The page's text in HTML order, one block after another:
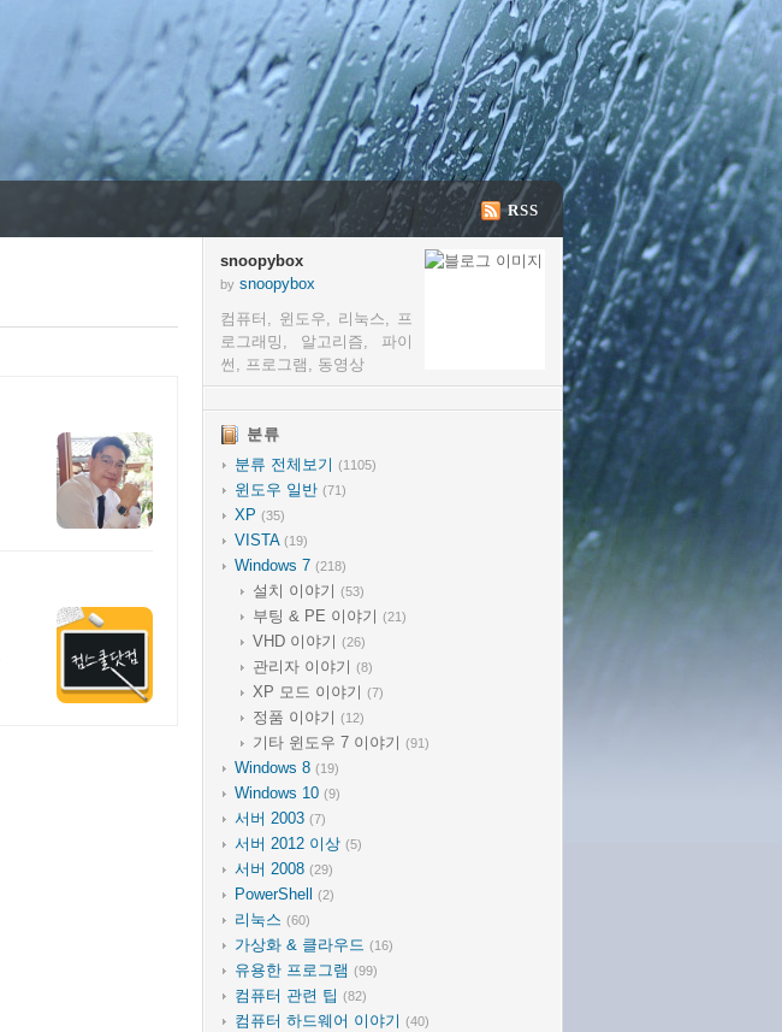
RSS
snoopybox
by snoopybox
컴퓨터, 윈도우, 리눅스, 프
로그래밍, 알고리즘, 파이
썬, 프로그램, 동영상
분류
분류
분류 전체보기 (1105)
윈도우 일반 (71)
XP (35)
VISTA (19)
Windows 7 (218)
설치 이야기 (53)
부팅 & PE 이야기 (21)
VHD 이야기 (26)
관리자 이야기 (8)
XP 모드 이야기 (7)
정품 이야기 (12)
기타 윈도우 7 이야기 (91)
Windows 8 (19)
Windows 10 (9)
서버 2003 (7)
서버 2012 이상 (5)
서버 2008 (29)
PowerShell (2)
리눅스 (60)
가상화 & 클라우드 (16)
유용한 프로그램 (99)
컴퓨터 관련 팁 (82)
컴퓨터 하드웨어 이야기 (40)